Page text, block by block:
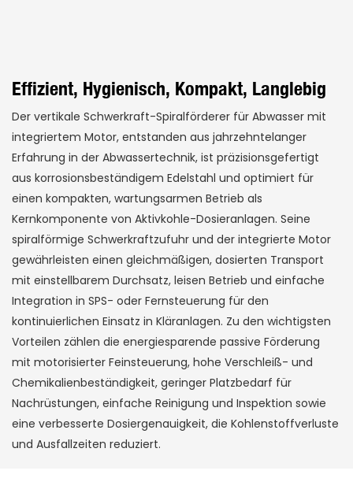
Effizient, Hygienisch, Kompakt, Langlebig
Der vertikale Schwerkraft-Spiralförderer für Abwasser mit
integriertem Motor, entstanden aus jahrzehntelanger
Erfahrung in der Abwassertechnik, ist präzisionsgefertigt
aus korrosionsbeständigem Edelstahl und optimiert für
einen kompakten, wartungsarmen Betrieb als
Kernkomponente von Aktivkohle-Dosieranlagen. Seine
spiralförmige Schwerkraftzufuhr und der integrierte Motor
gewährleisten einen gleichmäßigen, dosierten Transport
mit einstellbarem Durchsatz, leisen Betrieb und einfache
Integration in SPS- oder Fernsteuerung für den
kontinuierlichen Einsatz in Kläranlagen. Zu den wichtigsten
Vorteilen zählen die energiesparende passive Förderung
mit motorisierter Feinsteuerung, hohe Verschleiß- und
Chemikalienbeständigkeit, geringer Platzbedarf für
Nachrüstungen, einfache Reinigung und Inspektion sowie
eine verbesserte Dosiergenauigkeit, die Kohlenstoffverluste
und Ausfallzeiten reduziert.